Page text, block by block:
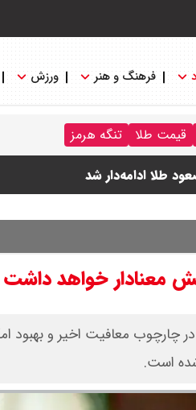
فرهنگ و هنر ورزش
قیمت طلا تنگه هرمز
معنادار خواهد داشت
معافیت اخیر و بهبود
است.